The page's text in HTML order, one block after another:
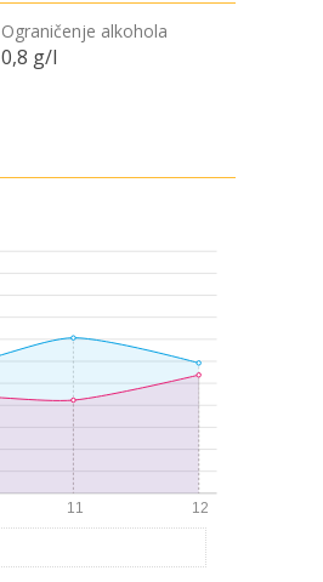
Ograničenje alkohola
0,8 g/l